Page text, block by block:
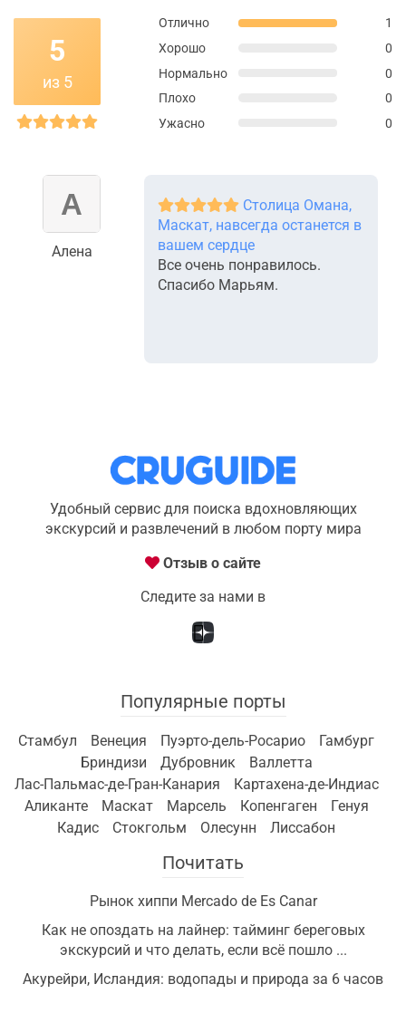
5
из 5
Отлично
1
Хорошо
0
Нормально
0
Плохо
0
Ужасно
0
Алена
Столица Омана,
Маскат, навсегда останется в
вашем сердце
Все очень понравилось.
Спасибо Марьям.
Удобный сервис для поиска вдохновляющих
экскурсий и развлечений в любом порту мира
Отзыв о сайте
Следите за нами в
Популярные порты
Стамбул Венеция Пуэрто-дель-Росарио
Гамбург
Бриндизи
Дубровник
Валлетта
Лас-Пальмас-де-Гран-Канария
Картахена-де-Индиас
Аликанте
Маскат Марсель Копенгаген
Генуя
Кадис
Стокгольм Олесунн Лиссабон
Почитать
Рынок хиппи Mercado de Es Canar
Как не опоздать на лайнер: тайминг береговых
экскурсий и что делать, если всё пошло ...
Акурейри, Исландия: водопады и природа за 6 часов